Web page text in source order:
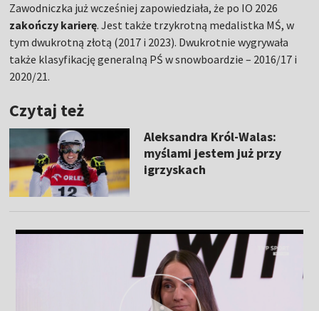
Zawodniczka już wcześniej zapowiedziała, że po IO 2026
zakończy karierę. Jest także trzykrotną medalistka MŚ, w
tym dwukrotną złotą (2017 i 2023). Dwukrotnie wygrywała
także klasyfikację generalną PŚ w snowboardzie – 2016/17 i
2020/21.
Czytaj też
Aleksandra Król-Walas:
myślami jestem już przy
igrzyskach